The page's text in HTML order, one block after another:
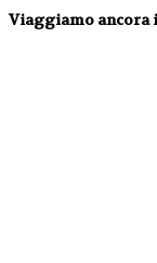
Viaggiamo ancora